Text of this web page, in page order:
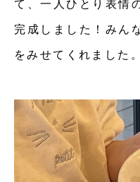
て、一人ひとり表情
完成しました！みん
をみせてくれました。